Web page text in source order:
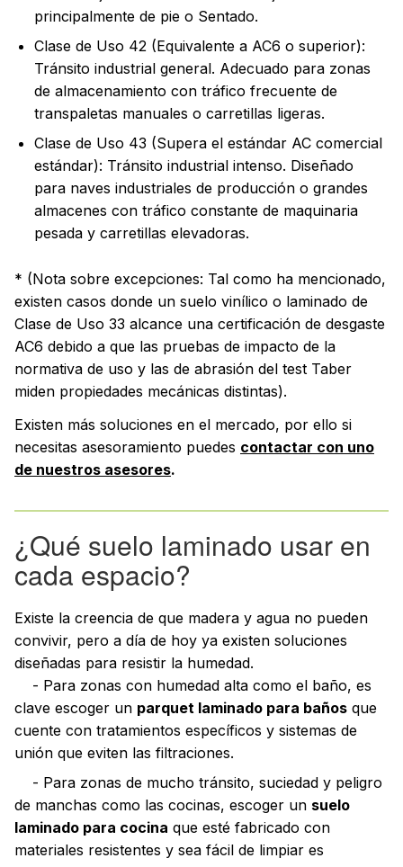
principalmente de pie o Sentado.
Clase de Uso 42 (Equivalente a AC6 o superior):
Tránsito industrial general. Adecuado para zonas
de almacenamiento con tráfico frecuente de
transpaletas manuales o carretillas ligeras.
Clase de Uso 43 (Supera el estándar AC comercial
estándar): Tránsito industrial intenso. Diseñado
para naves industriales de producción o grandes
almacenes con tráfico constante de maquinaria
pesada y carretillas elevadoras.
* (Nota sobre excepciones: Tal como ha mencionado,
existen casos donde un suelo vinílico o laminado de
Clase de Uso 33 alcance una certificación de desgaste
AC6 debido a que las pruebas de impacto de la
normativa de uso y las de abrasión del test Taber
miden propiedades mecánicas distintas).
Existen más soluciones en el mercado, por ello si
necesitas asesoramiento puedes contactar con uno
de nuestros asesores.
¿Qué suelo laminado usar en
cada espacio?
Existe la creencia de que madera y agua no pueden
convivir, pero a día de hoy ya existen soluciones
diseñadas para resistir la humedad.
- Para zonas con humedad alta como el baño, es
clave escoger un parquet laminado para baños que
cuente con tratamientos específicos y sistemas de
unión que eviten las filtraciones.
- Para zonas de mucho tránsito, suciedad y peligro
de manchas como las cocinas, escoger un suelo
laminado para cocina que esté fabricado con
materiales resistentes y sea fácil de limpiar es